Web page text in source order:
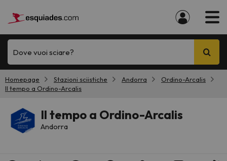
Dove vuoi sciare?
Homepage Stazioni sciistiche Andorra
Ordino-Arcalis
Il tempo a Ordino-Arcalis
Il tempo a Ordino-Arcalis
Andorra